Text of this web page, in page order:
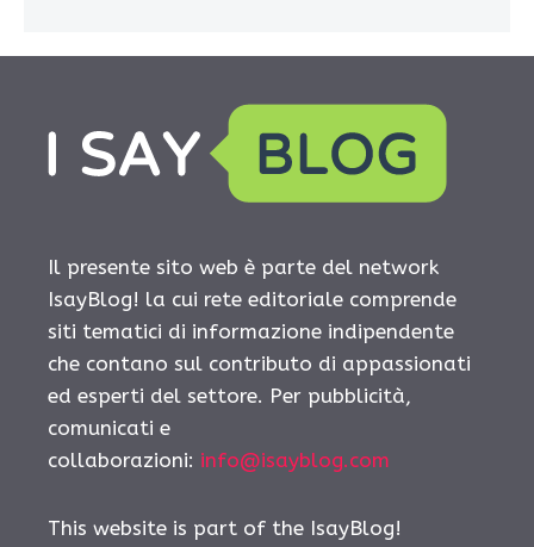
Il presente sito web è parte del network
IsayBlog! la cui rete editoriale comprende
siti tematici di informazione indipendente
che contano sul contributo di appassionati
ed esperti del settore. Per pubblicità,
comunicati e
collaborazioni: info@isayblog.com
This website is part of the IsayBlog!